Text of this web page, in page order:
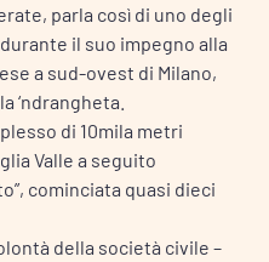
parla così di uno degli
il suo impegno alla
a sud-ovest di Milano,
‘ndrangheta.
di 10mila metri
Valle a seguito
cominciata quasi dieci
della società civile –